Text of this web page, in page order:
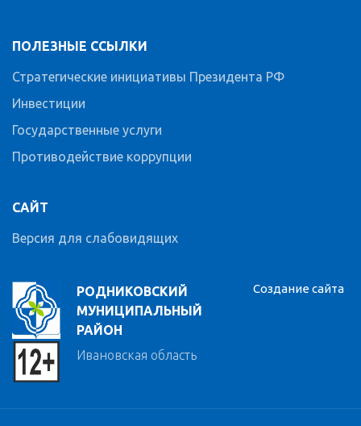
РОДНИКОВСКИЙ
МУНИЦИПАЛЬНЫЙ
РАЙОН
Ивановская область
ПОЛЕЗНЫЕ ССЫЛКИ
Стратегические инициативы Президента РФ
Инвестиции
Государственные услуги
Противодействие коррупции
САЙТ
Версия для слабовидящих
Создание сайта